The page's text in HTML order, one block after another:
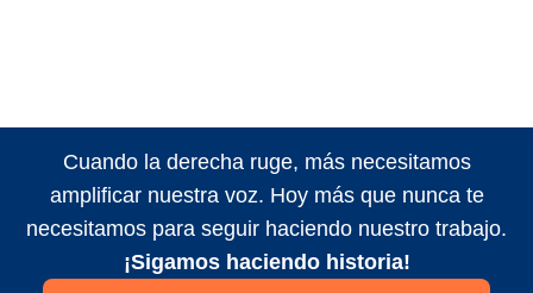
Cuando la derecha ruge, más necesitamos
amplificar nuestra voz. Hoy más que nunca te
necesitamos para seguir haciendo nuestro trabajo.
¡Sigamos haciendo historia!